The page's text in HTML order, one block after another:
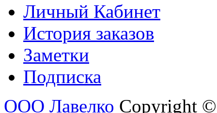
Личный Кабинет
История заказов
Заметки
Подписка
ООО Лавелко Copyright ©